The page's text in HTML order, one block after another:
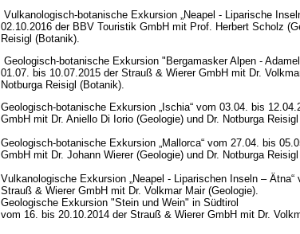
Vulkanologisch-botanische Exkursion „Neapel - Liparische
02.10.2016 der BBV Touristik GmbH mit Prof. Herbert Scholz
Reisigl (Botanik).
Geologisch-botanische Exkursion "Bergamasker Alpen -
01.07. bis 10.07.2015 der Strauß & Wierer GmbH mit Dr.
Notburga Reisigl (Botanik).
Geologisch-botanische Exkursion „Ischia“ vom 03.04. bis
GmbH mit Dr. Aniello Di Iorio (Geologie) und Dr. Notburga Reisigl
Geologisch-botanische Exkursion „Mallorca“ vom 27.04. bis
GmbH mit Dr. Johann Wierer (Geologie) und Dr. Notburga
Vulkanologische Exkursion „Neapel - Liparischen Inseln –
Strauß & Wierer GmbH mit Dr. Volkmar Mair (Geologie).
Geologische Exkursion "Stein und Wein" in Südtirol
vom 16. bis 20.10.2014 der Strauß & Wierer GmbH mit Dr.